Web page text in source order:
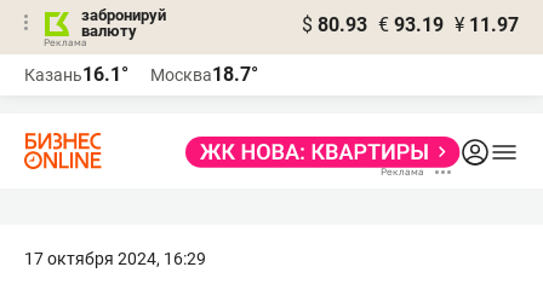
забронируй
валюту
$ 80.93 € 93.19 ¥ 11.97
Казань16.1° Москва18.7°
17 октября 2024, 16:29